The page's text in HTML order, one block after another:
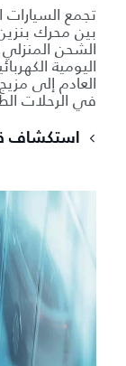
بين محرك
الشحن
اليومية
العادم إلى
في الرحلات
استكشاف